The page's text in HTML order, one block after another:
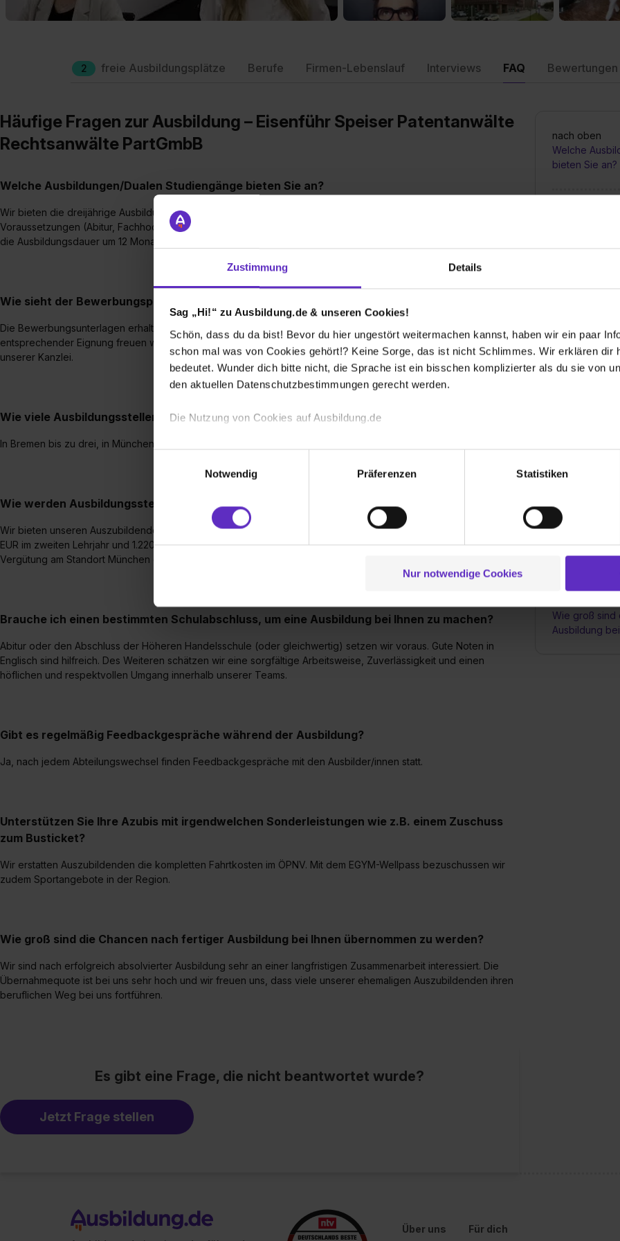
Zustimmung Details
Sag „Hi!“ zu Ausbildung.de & unseren Cookies!
Schön, dass du da bist! Bevor du hier ungestört weitermachen kannst, haben wir ein paar
schon mal was von Cookies gehört!? Keine Sorge, das ist nicht Schlimmes. Wir erklären dir
bedeutet. Wunder dich bitte nicht, die Sprache ist ein bisschen komplizierter als du sie von
den aktuellen Datenschutzbestimmungen gerecht werden.
Die Nutzung von Cookies auf Ausbildung.de
Wir verwenden Cookies zur technischen Funktion unserer Webseite („Notwendig“), um von
Webseite getroffenen Einstellungen zu speichern ( „Präferenzen“), die Zugriffe auf unsere
(„Statistiken“), um Informationen zu deiner Verwendung unserer Website an unsere Partner
und Analysen weiterzugeben und um Inhalte und Anzeigen zu personalisieren („Social Media
Partner führen diese Informationen möglicherweise mit weiteren Daten zusammen, die du
zu. . In diesem Fall sowie bei der separaten Aktivierung von „Social Media und Marketing“
einverstanden, dass dir nach Setzen der Cookies externe Inhalte (z.B. Videos oder Posts)
Erlaubnis hierfür kannst du auch später noch im Einzelfall bei dem jeweiligen Inhalt erteilen.
Verwendungszwecke zulassen, triff deine Auswahl über die Checkboxen und klick auf
Einwilligung zur Platzierung von Cookies der Kategorien „Präferenzen“, „Statistiken“ und
umfasst hierbei die Einwilligung zur Übermittlung deiner Daten in die USA (Art. 49 Abs. 1 S. 1
„Details zeigen“. Weitere Informationen:
Notwendig
Präferenzen Statistiken
Nur notwendige Cookies
2 freie Ausbildungsplätze Berufe Firmen-Lebenslauf Interviews FAQ Bewertungen
nach oben
Welche
bieten Sie an?
Wie sieht
Wie werden
vergütet?
Gibt es
Wie groß sind
Ausbildung
Häufige Fragen zur Ausbildung – Eisenführ Speiser Patentanwälte
Rechtsanwälte PartGmbB
Welche Ausbildungen/Dualen Studiengänge bieten Sie an?
Wir bieten die dreijährige Ausbildung zur Patentanwaltsfachangestellten (m/w/d) an. Unter bestimmten
Voraussetzungen (Abitur, Fachhochschulreife oder bei einer bereits abgeschlossenen Berufsausbildung) kann
die Ausbildungsdauer um 12 Monate auf insgesamt zwei Jahre verkürzt werden.
Wie sieht der Bewerbungsprozess für eine Ausbildungsstelle bei Ihnen aus?
Die Bewerbungsunterlagen erhalten wir vorzugsweise per E-Mail oder über unser Onlineportal. Bei
entsprechender Eignung freuen wir uns auf ein Kennenlernen beim persönlichen Bewerbungsgespräch in
unserer Kanzlei.
Wie viele Ausbildungsstellen werden jährlich bei Ihnen ausgeschrieben?
In Bremen bis zu drei, in München, Berlin und Hamburg ein bis zwei Auszubildende pro Jahr.
Wie werden Ausbildungsstellen bei Ihnen vergütet?
Wir bieten unseren Auszubildenden eine überdurchschnittliche Bezahlung von 920 EUR im ersten Lehrjahr, 1.070
EUR im zweiten Lehrjahr und 1.220 EUR im dritten Lehrjahr an. Aufgrund der Lebenshaltungskosten ist die
Vergütung am Standort München etwas höher.
Brauche ich einen bestimmten Schulabschluss, um eine Ausbildung bei Ihnen zu machen?
Abitur oder den Abschluss der Höheren Handelsschule (oder gleichwertig) setzen wir voraus. Gute Noten in
Englisch sind hilfreich. Des Weiteren schätzen wir eine sorgfältige Arbeitsweise, Zuverlässigkeit und einen
höflichen und respektvollen Umgang innerhalb unserer Teams.
Gibt es regelmäßig Feedbackgespräche während der Ausbildung?
Ja, nach jedem Abteilungswechsel finden Feedbackgespräche mit den Ausbilder/innen statt.
Unterstützen Sie Ihre Azubis mit irgendwelchen Sonderleistungen wie z.B. einem Zuschuss
zum Busticket?
Wir erstatten Auszubildenden die kompletten Fahrtkosten im ÖPNV. Mit dem EGYM-Wellpass bezuschussen wir
zudem Sportangebote in der Region.
Wie groß sind die Chancen nach fertiger Ausbildung bei Ihnen übernommen zu werden?
Wir sind nach erfolgreich absolvierter Ausbildung sehr an einer langfristigen Zusammenarbeit interessiert. Die
Übernahmequote ist bei uns sehr hoch und wir freuen uns, dass viele unserer ehemaligen Auszubildenden ihren
beruflichen Weg bei uns fortführen.
Es gibt eine Frage, die nicht beantwortet wurde?
Jetzt Frage stellen
Über uns
Für dich